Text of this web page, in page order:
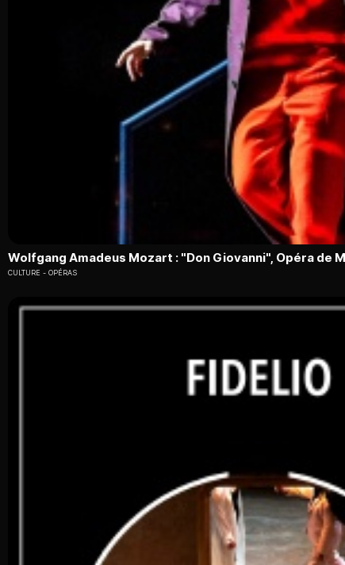
Wolfgang Amadeus Mozart : "Don Giovanni", Opéra de
CULTURE OPÉRAS